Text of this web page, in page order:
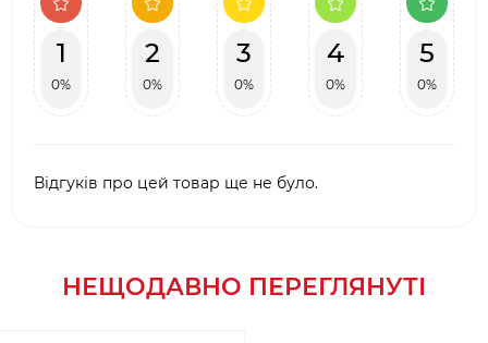
1
0%
2
0%
3
0%
4
0%
5
0%
Відгуків про цей товар ще не було.
НЕЩОДАВНО ПЕРЕГЛЯНУТІ